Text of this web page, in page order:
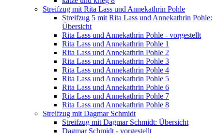
Streifzug mit Rita Lass und Annekathrin Pohle
Streifzug 5 mit Rita Lass und Annekathrin Pohle:
Übersicht
Rita Lass und Annekathrin Pohle - vorgestellt
Rita Lass und Annekathrin Pohle 1
Rita Lass und Annekathrin Pohle 2
Rita Lass und Annekathrin Pohle 3
Rita Lass und Annekathrin Pohle 4
Rita Lass und Annekathrin Pohle 5
Rita Lass und Annekathrin Pohle 6
Rita Lass und Annekathrin Pohle 7
Rita Lass und Annekathrin Pohle 8
Streifzug mit Dagmar Schmidt
Streifzug mit Dagmar Schmidt: Übersicht
Dagmar Schmidt - vorgestellt